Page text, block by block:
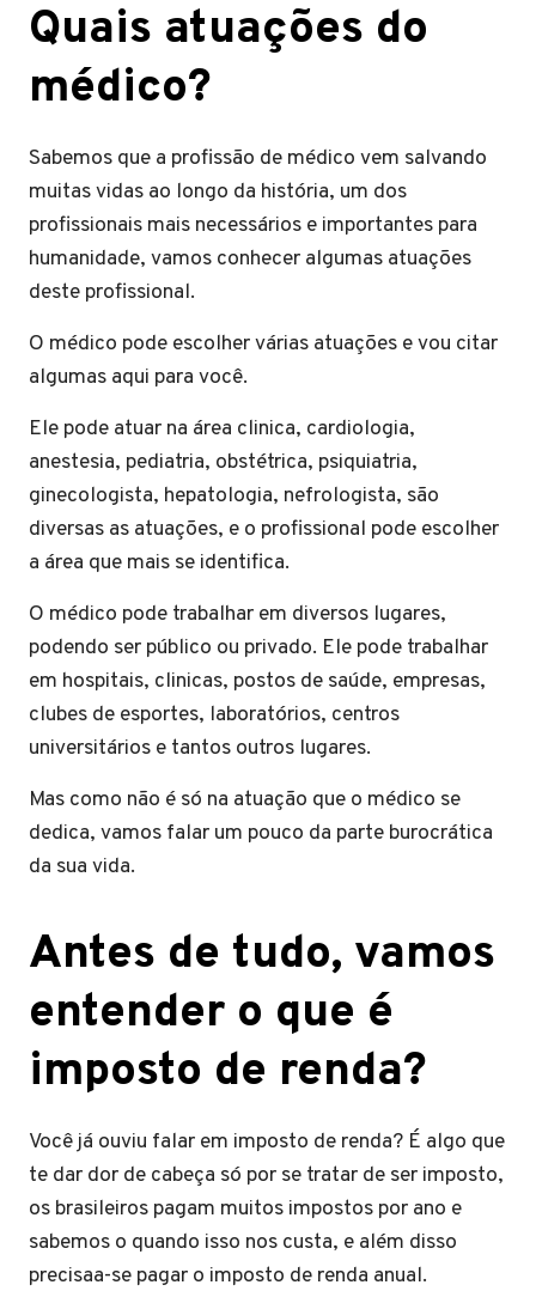
Quais atuações do
médico?
Sabemos que a profissão de médico vem salvando
muitas vidas ao longo da história, um dos
profissionais mais necessários e importantes para
humanidade, vamos conhecer algumas atuações
deste profissional.
O médico pode escolher várias atuações e vou citar
algumas aqui para você.
Ele pode atuar na área clinica, cardiologia,
anestesia, pediatria, obstétrica, psiquiatria,
ginecologista, hepatologia, nefrologista, são
diversas as atuações, e o profissional pode escolher
a área que mais se identifica.
O médico pode trabalhar em diversos lugares,
podendo ser público ou privado. Ele pode trabalhar
em hospitais, clinicas, postos de saúde, empresas,
clubes de esportes, laboratórios, centros
universitários e tantos outros lugares.
Mas como não é só na atuação que o médico se
dedica, vamos falar um pouco da parte burocrática
da sua vida.
Antes de tudo, vamos
entender o que é
imposto de renda?
Você já ouviu falar em imposto de renda? É algo que
te dar dor de cabeça só por se tratar de ser imposto,
os brasileiros pagam muitos impostos por ano e
sabemos o quando isso nos custa, e além disso
precisaa-se pagar o imposto de renda anual.